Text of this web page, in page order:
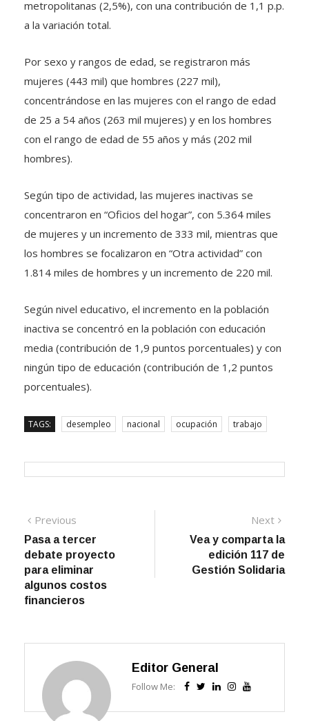
a la variación total.
mujeres (443 mil) que hombres (227 mil),
concentrándose en las mujeres con el rango de edad
de 25 a 54 años (263 mil mujeres) y en los hombres
con el rango de edad de 55 años y más (202 mil
hombres).
concentraron en “Oficios del hogar”, con 5.364 miles
de mujeres y un incremento de 333 mil, mientras que
los hombres se focalizaron en “Otra actividad” con
1.814 miles de hombres y un incremento de 220 mil.
inactiva se concentró en la población con educación
media (contribución de 1,9 puntos porcentuales) y con
ningún tipo de educación (contribución de 1,2 puntos
porcentuales).
de
entradas
Pasa a tercer
debate proyecto
para eliminar
algunos costos
financieros
Vea y comparta la
edición 117 de
Gestión Solidaria
Follow Me: